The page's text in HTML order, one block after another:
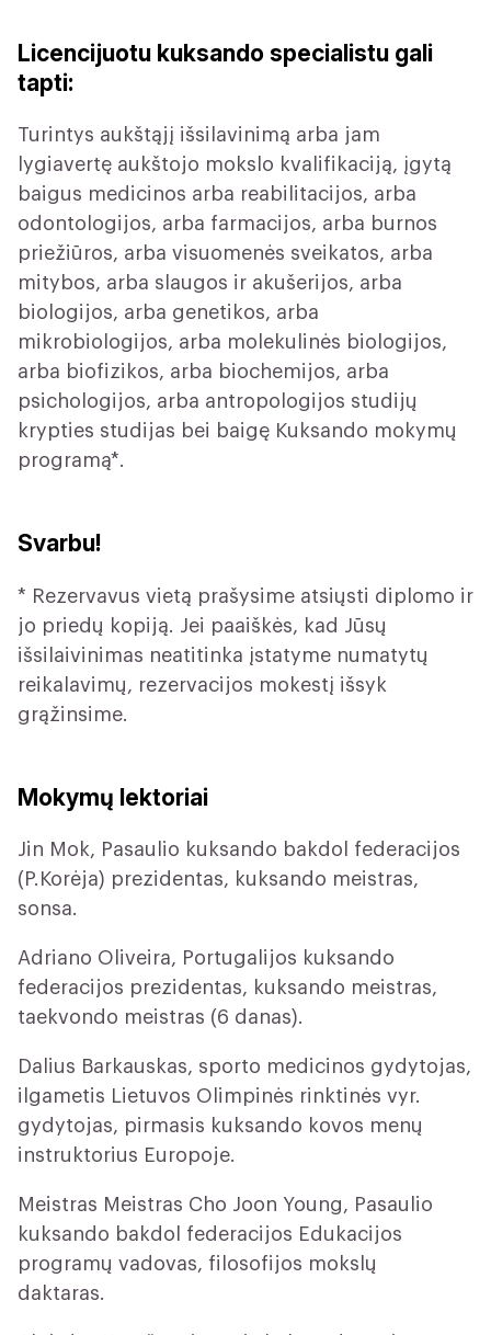
Licencijuotu kuksando specialistu gali
tapti:
Turintys aukštąjį išsilavinimą arba jam
lygiavertę aukštojo mokslo kvalifikaciją, įgytą
baigus medicinos arba reabilitacijos, arba
odontologijos, arba farmacijos, arba burnos
priežiūros, arba visuomenės sveikatos, arba
mitybos, arba slaugos ir akušerijos, arba
biologijos, arba genetikos, arba
mikrobiologijos, arba molekulinės biologijos,
arba biofizikos, arba biochemijos, arba
psichologijos, arba antropologijos studijų
krypties studijas bei baigę Kuksando mokymų
programą*.
Svarbu!
* Rezervavus vietą prašysime atsiųsti diplomo ir
jo priedų kopiją. Jei paaiškės, kad Jūsų
išsilaivinimas neatitinka įstatyme numatytų
reikalavimų, rezervacijos mokestį išsyk
grąžinsime.
Mokymų lektoriai
Jin Mok, Pasaulio kuksando bakdol federacijos
(P.Korėja) prezidentas, kuksando meistras,
sonsa.
Adriano Oliveira, Portugalijos kuksando
federacijos prezidentas, kuksando meistras,
taekvondo meistras (6 danas).
Dalius Barkauskas, sporto medicinos gydytojas,
ilgametis Lietuvos Olimpinės rinktinės vyr.
gydytojas, pirmasis kuksando kovos menų
instruktorius Europoje.
Meistras Meistras Cho Joon Young, Pasaulio
kuksando bakdol federacijos Edukacijos
programų vadovas, filosofijos mokslų
daktaras.